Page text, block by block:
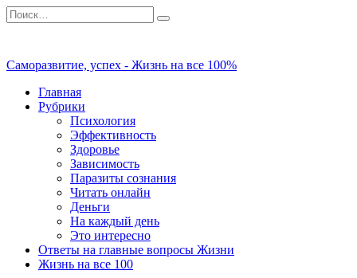
Перейти
к
Search
for:
Саморазвитие, успех - Жизнь на все 100%
Главная
Рубрики
Психология
Эффективность
Здоровье
Зависимость
Паразиты сознания
Читать онлайн
Деньги
На каждый день
Это интересно
Ответы на главные вопросы Жизни
Жизнь на все 100